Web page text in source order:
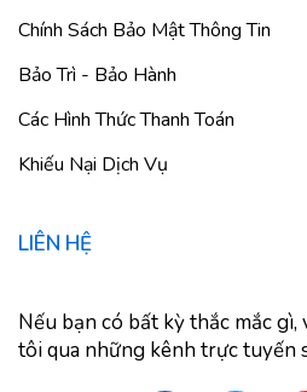
Chính Sách Bảo Mật Thông Tin
Bảo Trì - Bảo Hành
Các Hình Thức Thanh Toán
Khiếu Nại Dịch Vụ
LIÊN HỆ
Nếu bạn có bất kỳ thắc mắc
tôi qua những kênh trực tuyến